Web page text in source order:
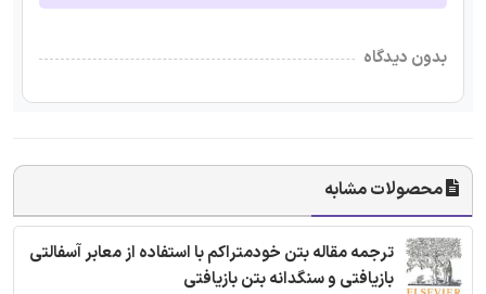
بدون دیدگاه
محصولات مشابه
ترجمه مقاله بتن خودمتراکم با استفاده از معابر آسفالتی
بازیافتی و سنگدانه بتن بازیافتی